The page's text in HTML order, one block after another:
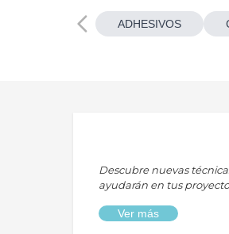
ADHESIVOS
Descubre nuevas
ayudarán en tus
Ver más